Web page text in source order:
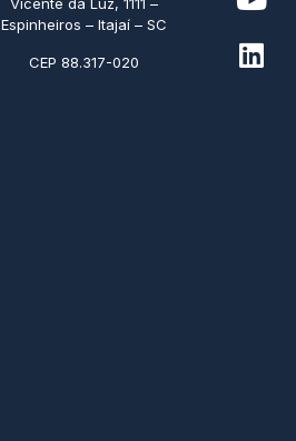
Vicente da Luz, 1111 –
Espinheiros – Itajaí – SC
CEP 88.317-020